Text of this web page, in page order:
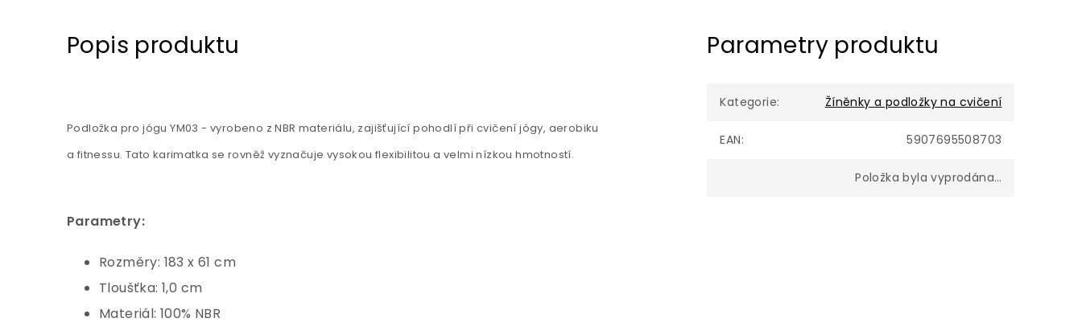
Popis produktu
Podložka pro jógu YM03 - vyrobeno z NBR materiálu, zajišťující pohodlí při cvičení jógy, aerobiku
a fitnessu. Tato karimatka se rovněž vyznačuje vysokou flexibilitou a velmi nízkou hmotností.
Parametry:
Rozměry: 183 x 61 cm
Tloušťka: 1,0 cm
Materiál: 100% NBR
Parametry produktu
Kategorie: Žíněnky a podložky na cvičení
EAN: 5907695508703
Položka byla vyprodána…